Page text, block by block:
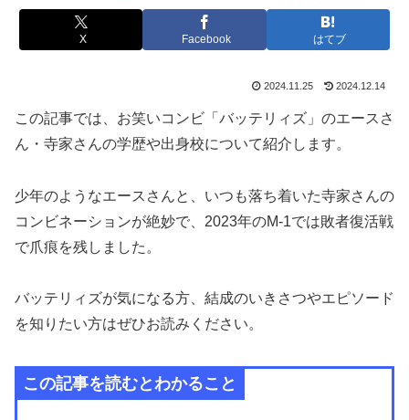
X Facebook はてブ
2024.11.25 2024.12.14
この記事では、お笑いコンビ「バッテリィズ」のエースさ
ん・寺家さんの学歴や出身校について紹介します。
少年のようなエースさんと、いつも落ち着いた寺家さんの
コンビネーションが絶妙で、2023年のM-1では敗者復活戦
で爪痕を残しました。
バッテリィズが気になる方、結成のいきさつやエピソード
を知りたい方はぜひお読みください。
この記事を読むとわかること